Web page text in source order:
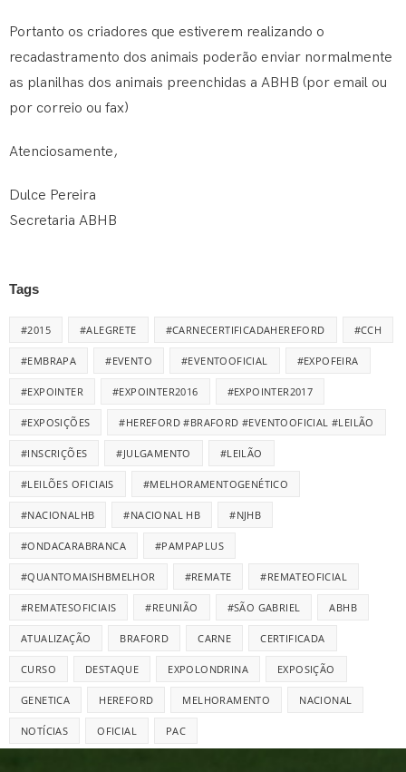
Portanto os criadores que estiverem realizando o
recadastramento dos animais poderão enviar normalmente
as planilhas dos animais preenchidas a ABHB (por email ou
por correio ou fax)
Atenciosamente,
Dulce Pereira
Secretaria ABHB
Tags
#2015 #ALEGRETE #CARNECERTIFICADAHEREFORD #CCH
#EMBRAPA #EVENTO #EVENTOOFICIAL #EXPOFEIRA
#EXPOINTER #EXPOINTER2016 #EXPOINTER2017
#EXPOSIÇÕES #HEREFORD #BRAFORD #EVENTOOFICIAL #LEILÃO
#INSCRIÇÕES #JULGAMENTO #LEILÃO
#LEILÕES OFICIAIS #MELHORAMENTOGENÉTICO
#NACIONALHB #NACIONAL HB #NJHB
#ONDACARABRANCA #PAMPAPLUS
#QUANTOMAISHBMELHOR #REMATE #REMATEOFICIAL
#REMATESOFICIAIS #REUNIÃO #SÃO GABRIEL ABHB
ATUALIZAÇÃO BRAFORD CARNE CERTIFICADA
CURSO DESTAQUE EXPOLONDRINA EXPOSIÇÃO
GENETICA HEREFORD MELHORAMENTO NACIONAL
NOTÍCIAS OFICIAL PAC